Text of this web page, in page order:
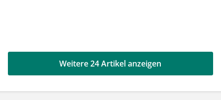
Weitere 24 Artikel anzeigen